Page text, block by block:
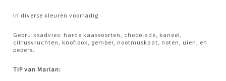
In diverse kleuren voorradig
Gebruiksadvies: harde kaassoorten, chocolade, kaneel,
citrusvruchten, knoflook, gember, nootmuskaat, noten, uien, en
pepers.
TIP van Marian: